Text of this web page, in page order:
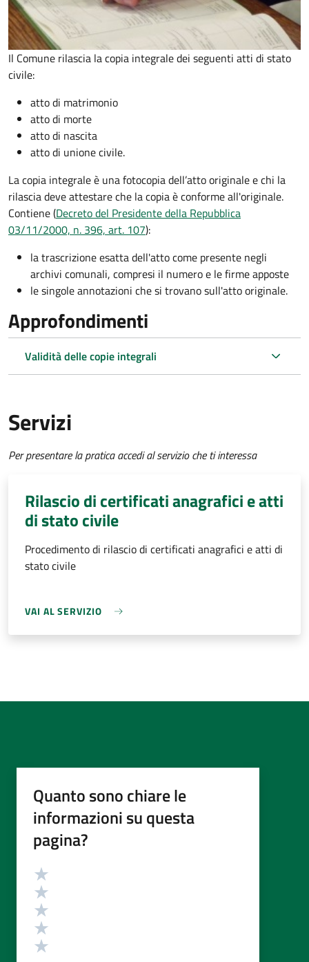
Il Comune rilascia la copia integrale dei seguenti atti di stato
civile:
atto di matrimonio
atto di morte
atto di nascita
atto di unione civile.
La copia integrale è una fotocopia dell’atto originale e chi la
rilascia deve attestare che la copia è conforme all'originale.
Contiene (Decreto del Presidente della Repubblica
03/11/2000, n. 396, art. 107):
la trascrizione esatta dell'atto come presente negli
archivi comunali, compresi il numero e le firme apposte
le singole annotazioni che si trovano sull'atto originale.
Approfondimenti
Validità delle copie integrali
Servizi
Per presentare la pratica accedi al servizio che ti interessa
Rilascio di certificati anagrafici e atti
di stato civile
Procedimento di rilascio di certificati anagrafici e atti di
stato civile
VAI AL SERVIZIO
Quanto sono chiare le
informazioni su questa
pagina?
Valutazione